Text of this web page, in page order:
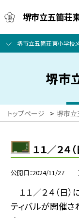
堺市立五箇荘
堺市立五箇荘東小学校
堺市
トップページ > 堺市
１１／２４
公開日 2024/11/27
１１／２４（日
ティバルが開催さ